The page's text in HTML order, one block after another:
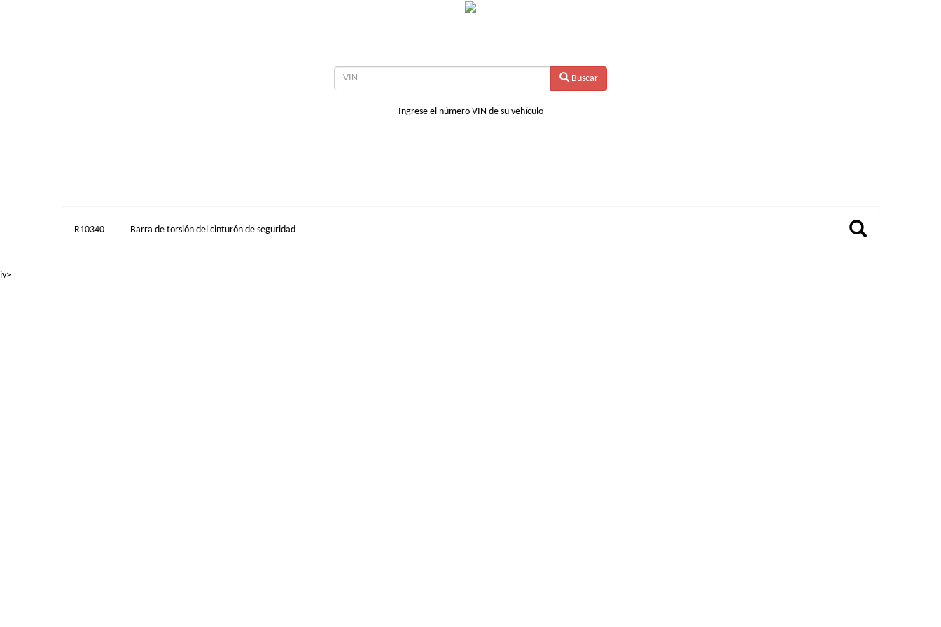
Buscar
Ingrese el número VIN de su vehículo
R10340 Barra de torsión del cinturón de seguridad
iv>